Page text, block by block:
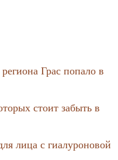
Грас попало в
стоит забыть в
лица с гиалуроновой